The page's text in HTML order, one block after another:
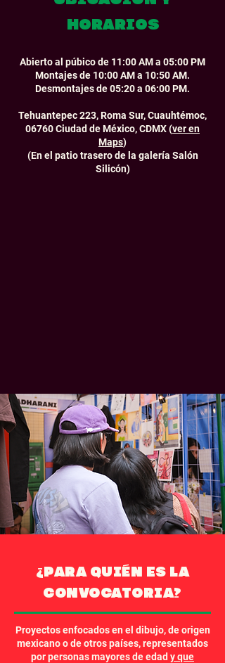
HORARIOS
Abierto al púbico de 11:00 AM a 05:00 PM
Montajes de 10:00 AM a 10:50 AM.
Desmontajes de 05:20 a 06:00 PM.
Tehuantepec 223, Roma Sur, Cuauhtémoc,
06760 Ciudad de México, CDMX (ver en
Maps)
(En el patio trasero de la galería Salón
Silicón)
¿PARA QUIÉN ES LA
CONVOCATORIA?
Proyectos enfocados en el dibujo, de origen
mexicano o de otros países, representados
por personas mayores de edad y que